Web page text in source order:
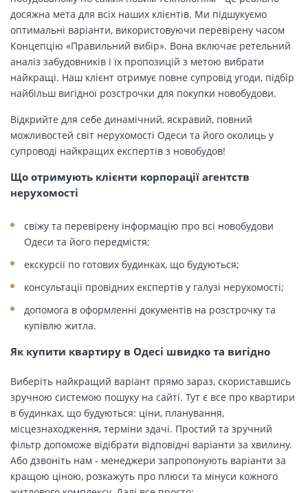
досяжна мета для всіх наших клієнтів. Ми підшукуємо
оптимальні варіанти, використовуючи перевірену часом
Концепцію «Правильний вибір». Вона включає ретельний
аналіз забудовників і їх пропозицій з метою вибрати
найкращі. Наш клієнт отримує повне супровід угоди, підбір
найбільш вигідної розстрочки для покупки новобудови.
Відкрийте для себе динамічний, яскравий, повний
можливостей світ нерухомості Одеси та його околиць у
супроводі найкращих експертів з новобудов!
Що отримують клієнти корпорації агентств
нерухомості
свіжу та перевірену інформацію про всі новобудови
Одеси та його передмістя;
екскурсії по готових будинках, що будуються;
консультації провідних експертів у галузі нерухомості;
допомога в оформленні документів на розстрочку та
купівлю житла.
Як купити квартиру в Одесі швидко та вигідно
Виберіть найкращий варіант прямо зараз, скориставшись
зручною системою пошуку на сайті. Тут є все про квартири
в будинках, що будуються: ціни, планування,
місцезнаходження, терміни здачі. Простий та зручний
фільтр допоможе відібрати відповідні варіанти за хвилину.
Або дзвоніть нам - менеджери запропонують варіанти за
кращою ціною, розкажуть про плюси та мінуси кожного